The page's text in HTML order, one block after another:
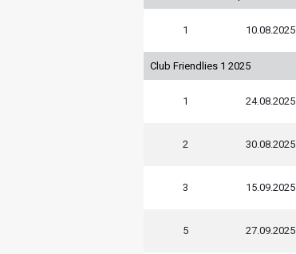
1 10.08.2025
Club Friendlies 1 2025
1 24.08.2025
2 30.08.2025
3 15.09.2025
5 27.09.2025